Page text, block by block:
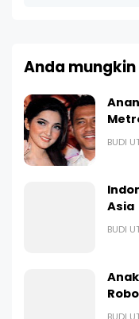
Anda
BUDI
Asia
BUDI